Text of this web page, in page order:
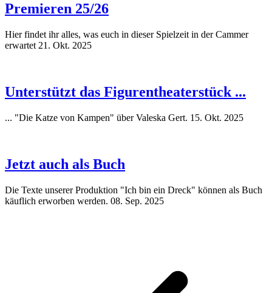
Premieren 25/26
Hier findet ihr alles, was euch in dieser Spielzeit in der Cammer
erwartet 21. Okt. 2025
Unterstützt das Figurentheaterstück ...
... "Die Katze von Kampen" über Valeska Gert. 15. Okt. 2025
Jetzt auch als Buch
Die Texte unserer Produktion "Ich bin ein Dreck" können als Buch
käuflich erworben werden. 08. Sep. 2025